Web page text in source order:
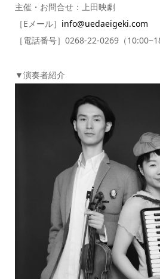
主催・お問合せ：上田映劇
［Eメール］ info@uedaeigeki.com
［電話番号］0268-22-0269（
▼演奏者紹介